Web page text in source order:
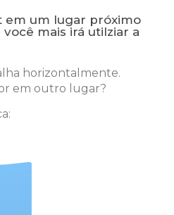
em um lugar próximo
mais irá utilziar a
horizontalmente.
em outro lugar?